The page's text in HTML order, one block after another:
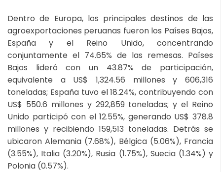
Dentro de Europa, los principales destinos de las
agroexportaciones peruanas fueron los Países Bajos,
España y el Reino Unido, concentrando
conjuntamente el 74.65% de las remesas. Países
Bajos lideró con un 43.87% de participación,
equivalente a US$ 1,324.56 millones y 606,316
toneladas; España tuvo el 18.24%, contribuyendo con
US$ 550.6 millones y 292,859 toneladas; y el Reino
Unido participó con el 12.55%, generando US$ 378.8
millones y recibiendo 159,513 toneladas. Detrás se
ubicaron Alemania (7.68%), Bélgica (5.06%), Francia
(3.55%), Italia (3.20%), Rusia (1.75%), Suecia (1.34%) y
Polonia (0.57%).